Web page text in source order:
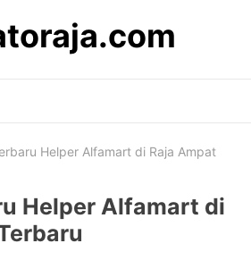
Helper Alfamart di Raja Ampat
Helper Alfamart di